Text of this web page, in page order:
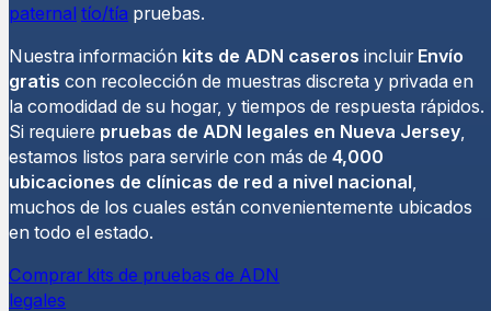
paternal tío/tía pruebas.
Nuestra información kits de ADN caseros incluir Envío
gratis con recolección de muestras discreta y privada en
la comodidad de su hogar, y tiempos de respuesta rápidos.
Si requiere pruebas de ADN legales en Nueva Jersey
estamos listos para servirle con más de 4,000
ubicaciones de clínicas de red a nivel nacional
muchos de los cuales están convenientemente ubicados
en todo el estado.
Comprar kits de pruebas de ADN
legales